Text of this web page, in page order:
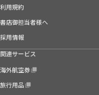
利用規約
書店御担当者様へ
採用情報
関連サービス
海外航空券
旅行用品